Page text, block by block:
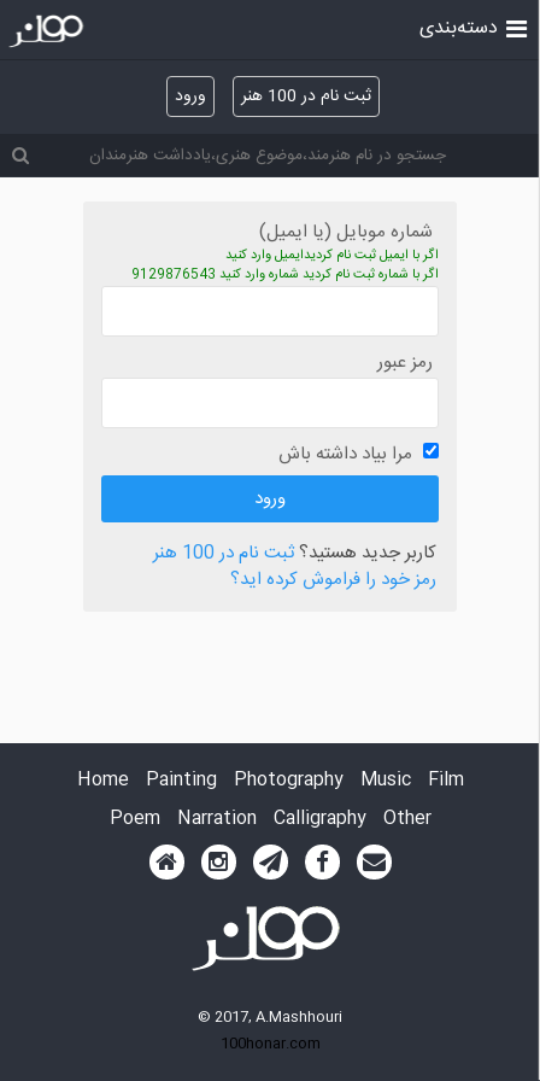
ثبت نام در 100 هنر ورود
دسته‌بندی
شماره موبایل (یا ایمیل)
اگر با ایمیل ثبت نام کردیدایمیل وارد کنید
اگر با شماره ثبت نام کردید شماره وارد کنید 9129876543
رمز عبور
مرا بیاد داشته باش
کاربر جدید هستید؟ثبت نام در 100 هنر
رمز خود را فراموش کرده اید؟
Home Painting Photography Music
Film
Poem
Narration Calligraphy Other
© 2017, A.Mashhouri
100honar.com